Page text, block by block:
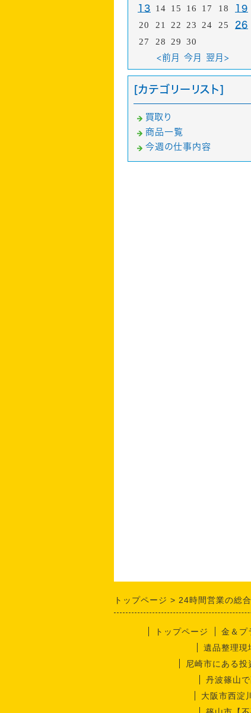
13 14 15 16 17 18 19
20 21 22 23 24 25 26
27 28 29 30
<前月 今月 翌月>
[カテゴリーリスト]
買取り
商品一覧
今週の仕事内容
トップページ 24時間営業の総
トップページ 金＆プ
遺品整理現
尼崎市にある
丹波篠山
大阪市西淀